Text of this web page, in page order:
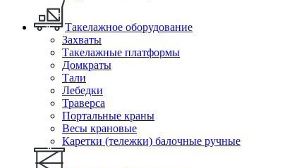
Такелажное оборудование
Захваты
Такелажные платформы
Домкраты
Тали
Лебедки
Траверса
Портальные краны
Весы крановые
Каретки (тележки) балочные ручные